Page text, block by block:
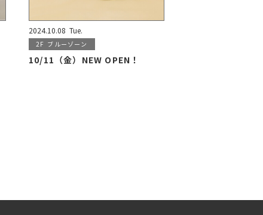
2024.10.08 Tue.
2F ブルーゾーン
10/11（金）NEW OPEN！